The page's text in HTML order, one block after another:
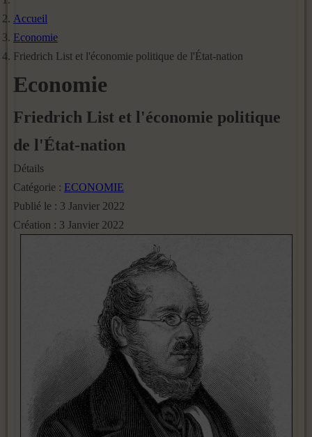
Accueil
Economie
Friedrich List et l'économie politique de l'État-nation
Economie
Friedrich List et l'économie politique
de l'État-nation
Détails
Catégorie : ECONOMIE
Publié le : 3 Janvier 2022
Création : 3 Janvier 2022